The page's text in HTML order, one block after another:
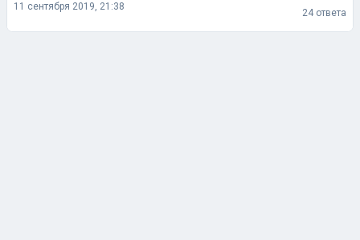
11 сентября 2019, 21:38
24 ответа